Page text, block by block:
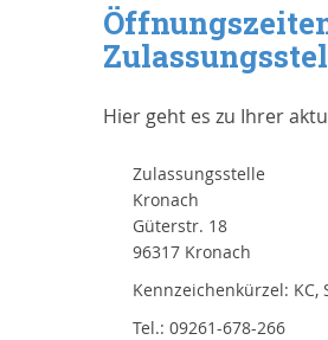
Hier geht es zu Ihrer
Zulassungsstelle
Kronach
Güterstr. 18
96317 Kronach
Kennzeichenkürzel: KC,
Tel.: 09261-678-266